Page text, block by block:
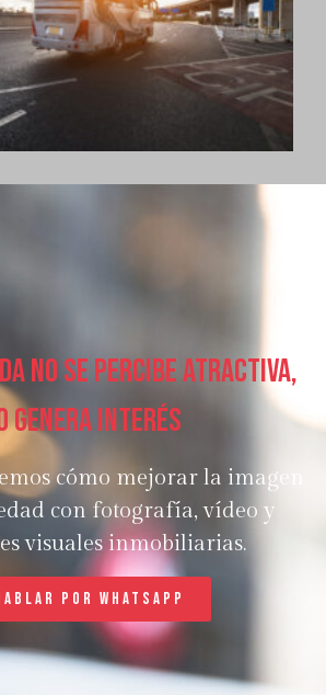
no se percibe atractiva,
genera interés
cómo mejorar la imagen
con fotografía, vídeo y
visuales inmobiliarias.
por WhatsApp